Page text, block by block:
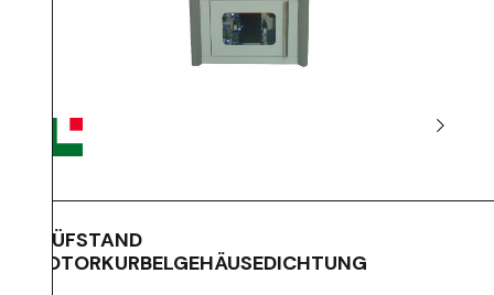
PRÜFSTAND
MOTORKURBELGEHÄUSEDICHTUNG